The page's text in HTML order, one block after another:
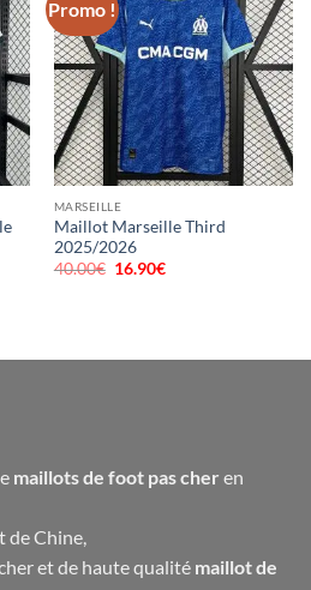
Promo !
MARSEILLE
Maillot Marseille Third
2025/2026
40.00€ Le
16.90€Le
maillots de foot pas cher en
de Chine,
et de haute qualité maillot de